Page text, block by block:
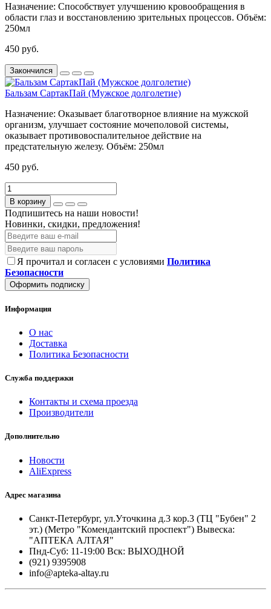
Назначение: Способствует улучшению кровообращения в
области глаз и восстановлению зрительных процессов. Объём:
250мл
450 руб.
Закончился
Бальзам СартакПай (Мужское долголетие)
Назначение: Оказывает благотворное влияние на мужской
организм, улучшает состояние мочеполовой системы,
оказывает противовоспалительное действие на
предстательную железу. Объём: 250мл
450 руб.
В корзину
Подпишитесь на наши новости!
Новинки, скидки, предложения!
Я прочитал и согласен с условиями Политика
Безопасности
Оформить подписку
Информация
О нас
Доставка
Политика Безопасности
Служба поддержки
Контакты и схема проезда
Производители
Дополнительно
Новости
AliExpress
Адрес магазина
Санкт-Петербург, ул.Уточкина д.3 кор.3 (ТЦ "Бубен" 2
эт.) (Метро "Комендантский проспект") Вывеска:
"АПТЕКА АЛТАЯ"
Пнд-Суб: 11-19:00 Вск: ВЫХОДНОЙ
(921) 9395908
info@apteka-altay.ru